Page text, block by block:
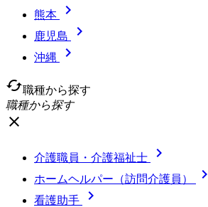
熊本 
鹿児島 
沖縄

cached職種から探す
職種から探す
close
介護職員・介護福祉士 
ホームヘルパー（訪問介護員） 
看護助手 